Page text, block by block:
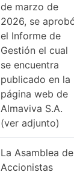
de marzo de
2026, se aprobó
el Informe de
Gestión el cual
se encuentra
publicado en la
página web de
Almaviva S.A.
(ver adjunto)
La Asamblea de
Accionistas